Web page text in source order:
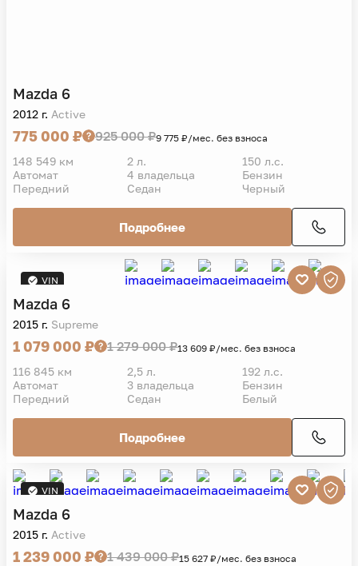
Mazda 6
2012 г. Active
775 000 ₽ 925 000 ₽9 775 ₽/мес. без взноса
148 549 км 2 л.
150 л.с.
Автомат
4 владельца
Бензин
Передний
Седан Черный
Подробнее
VIN
Mazda
1 079 000 ₽ 1 279 000 ₽ 13 609 ₽/мес. без взноса
116 845 км 2,5 л.
192 л.с.
Передний
Подробнее